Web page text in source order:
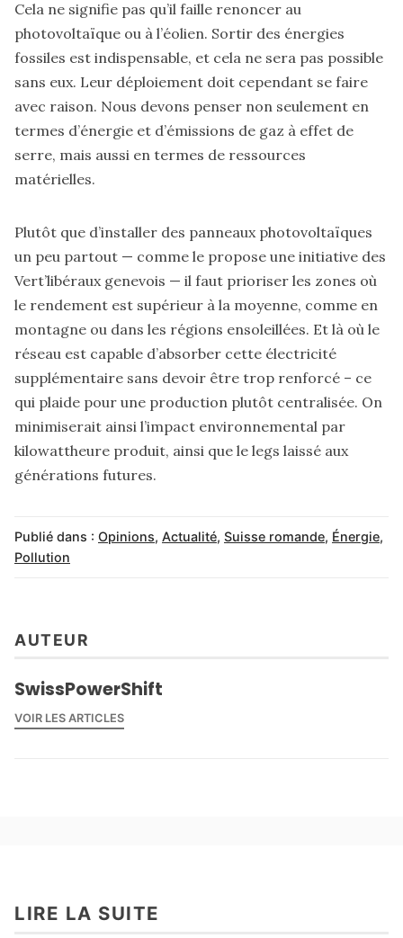
Cela ne signifie pas qu’il faille renoncer au
photovoltaïque ou à l’éolien. Sortir des énergies
fossiles est indispensable, et cela ne sera pas possible
sans eux. Leur déploiement doit cependant se faire
avec raison. Nous devons penser non seulement en
termes d’énergie et d’émissions de gaz à effet de
serre, mais aussi en termes de ressources
matérielles.
Plutôt que d’installer des panneaux photovoltaïques
un peu partout — comme le propose une initiative des
Vert’libéraux genevois — il faut prioriser les zones où
le rendement est supérieur à la moyenne, comme en
montagne ou dans les régions ensoleillées. Et là où le
réseau est capable d’absorber cette électricité
supplémentaire sans devoir être trop renforcé – ce
qui plaide pour une production plutôt centralisée. On
minimiserait ainsi l’impact environnemental par
kilowattheure produit, ainsi que le legs laissé aux
générations futures.
Publié dans : Opinions, Actualité, Suisse romande, Énergie,
Pollution
AUTEUR
SwissPowerShift
VOIR LES ARTICLES
LIRE LA SUITE